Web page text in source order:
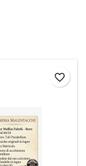
favorite_border